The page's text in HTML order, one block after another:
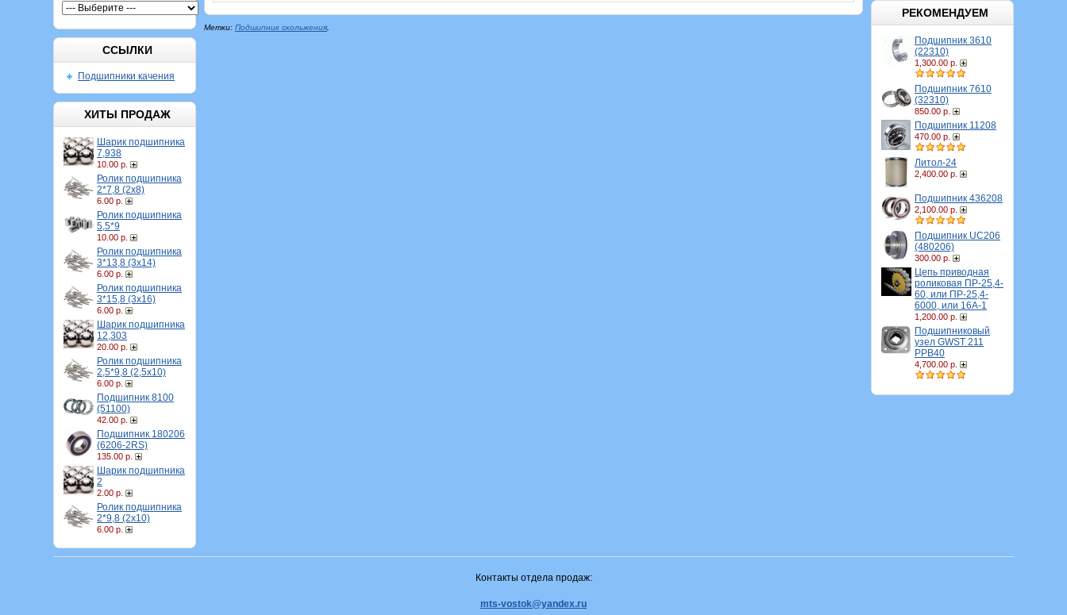
ССЫЛКИ
Подшипники качения
ХИТЫ ПРОДАЖ
Шарик подшипника
7,938
10.00 р.
Ролик подшипника
2*7,8 (2х8)
6.00 р.
Ролик подшипника
5,5*9
10.00 р.
Ролик подшипника
3*13,8 (3х14)
6.00 р.
Ролик подшипника
3*15,8 (3х16)
6.00 р.
Шарик подшипника
12,303
20.00 р.
Ролик подшипника
2,5*9,8 (2,5х10)
6.00 р.
Подшипник 8100
(51100)
42.00 р.
Подшипник 180206
(6206-2RS)
135.00 р.
Шарик подшипника
2
2.00 р.
Ролик подшипника
2*9,8 (2х10)
6.00 р.
РЕКОМЕНДУЕМ
Подшипник 3610
(22310)
1,300.00 р.
Подшипник 7610
(32310)
850.00 р.
Подшипник 11208
470.00 р.
Литол-24
2,400.00 р.
Подшипник 436208
2,100.00 р.
Подшипник UC206
(480206)
300.00 р.
Цепь приводная
роликовая ПР-25,4-
60, или ПР-25,4-
6000, или 16A-1
1,200.00 р.
Подшипниковый
узел GWST 211
PPB40
4,700.00 р.
Метки: Подшипник скольжения
Контакты отдела продаж:
mts-vostok@yandex.ru